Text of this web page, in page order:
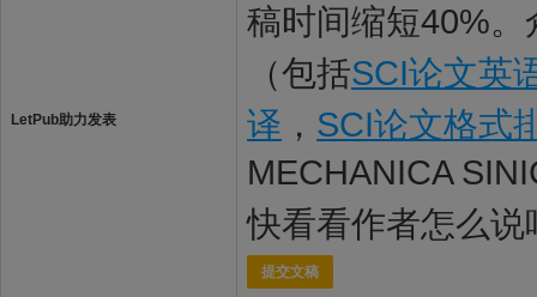
LetPub助力发表
稿时间缩短40%
（包括SCI论文英
译 ， SCI论文格式
MECHANICA
快看看作者怎么说
提交文稿